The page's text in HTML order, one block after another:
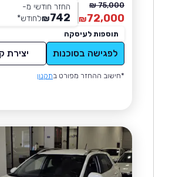
75,000 ₪
72,000
₪
החזר חודשי מ-
742
₪לחודש*
תוספות לעיסקה
לפגישה בסוכנות יצירת
*חישוב ההחזר מפורט בתקנון